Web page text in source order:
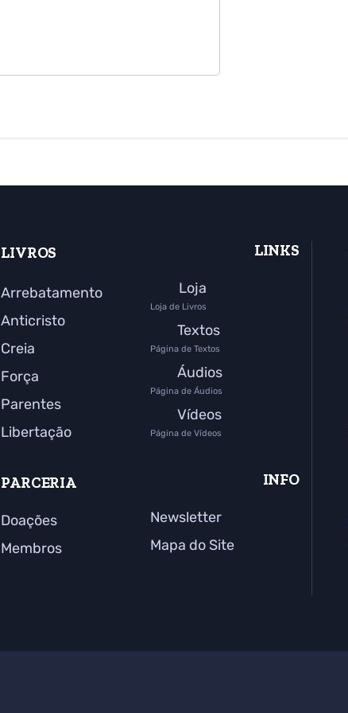
LIVROS
Arrebatamento
Anticristo
Creia
Força
Parentes
Libertação
PARCERIA
Doações
Membros
LINKS
Loja
Loja de Livros
Textos
Página de Textos
Áudios
Página de Áudios
Vídeos
Página de Vídeos
INFO
Newsletter
Mapa do Site